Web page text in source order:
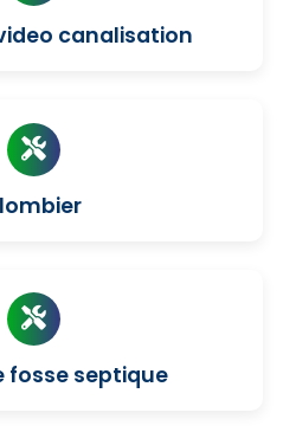
canalisation
fosse septique